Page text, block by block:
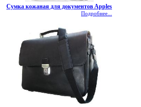
Сумка кожаная для документов Apples
Подробнее...